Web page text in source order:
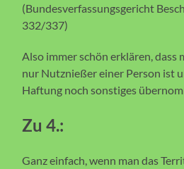
(Bundesverfassungsgericht
332/337)
Also immer schön erklären, dass
nur Nutznießer einer Person ist
Haftung noch sonstiges
Zu 4.:
Ganz einfach, wenn man das